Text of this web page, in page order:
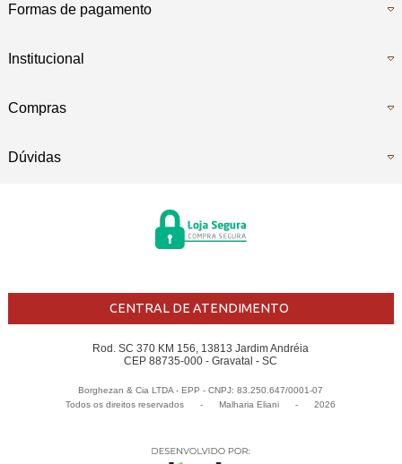
Formas de pagamento
Institucional
Compras
Dúvidas
CENTRAL DE ATENDIMENTO
Rod. SC 370 KM 156, 13813 Jardim Andréia
CEP 88735-000 - Gravatal - SC
Borghezan & Cia LTDA - EPP - CNPJ: 83.250.647/0001-07
Todos os direitos reservados
- Malharia Eliani - 2026